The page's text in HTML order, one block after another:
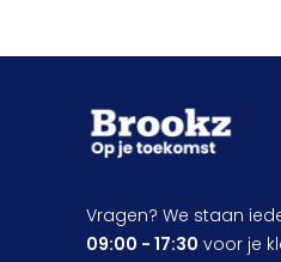
Vragen? We staan
09:00 - 17:30 voor je